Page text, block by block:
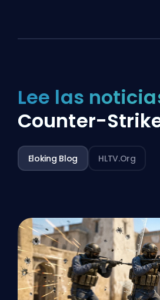
Lee las
Counter-
Eloking Blog HLTV.org